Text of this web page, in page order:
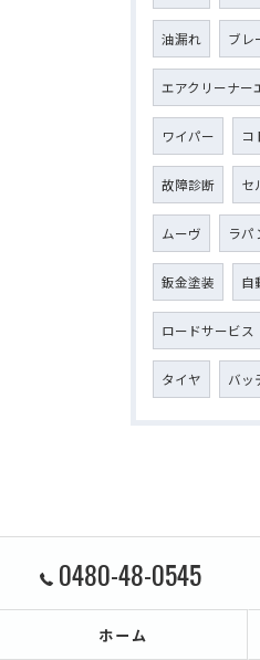
油漏れ ブレ
エアクリーナー
ワイパー コ
故障診断 セ
ムーヴ ラパ
鈑金塗装 自
ロードサービス
タイヤ バッ
0480-48-0545
ホーム